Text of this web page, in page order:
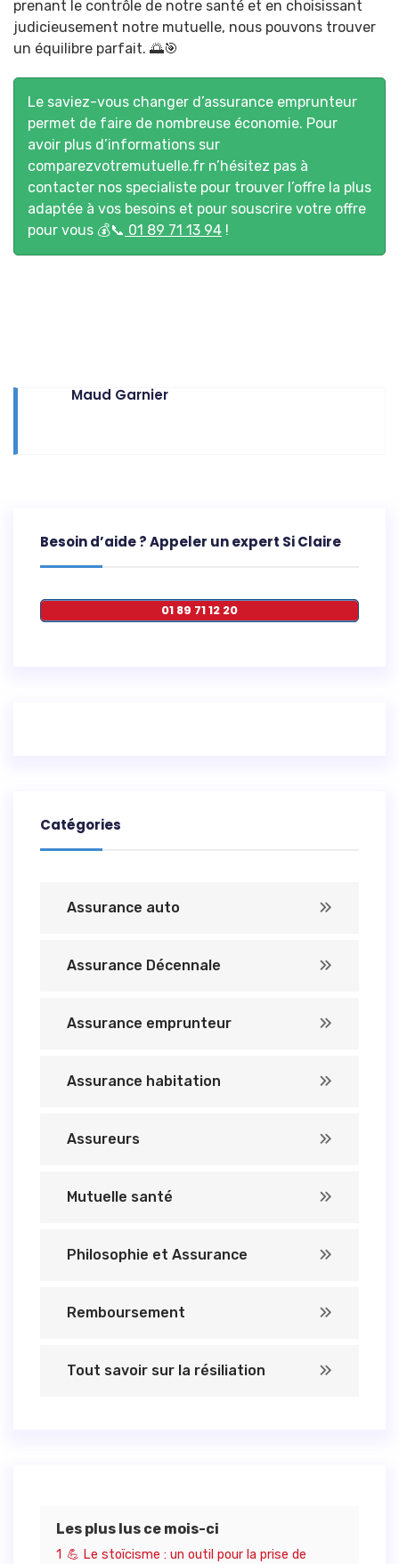
prenant le contrôle de notre santé et en choisissant
judicieusement notre mutuelle, nous pouvons trouver
un équilibre parfait. 🌅🎯
Le saviez-vous changer d’assurance emprunteur
permet de faire de nombreuse économie. Pour
avoir plus d’informations sur
comparezvotremutuelle.fr n’hésitez pas à
contacter nos specialiste pour trouver l’offre la plus
adaptée à vos besoins et pour souscrire votre offre
pour vous 💰📞 01 89 71 13 94 !
Maud Garnier
Besoin d’aide ? Appeler un expert Si Claire
01 89 71 12 20
Catégories
Assurance auto
Assurance Décennale
Assurance emprunteur
Assurance habitation
Assureurs
Mutuelle santé
Philosophie et Assurance
Remboursement
Tout savoir sur la résiliation
Les plus lus ce mois-ci
1 💪 Le stoïcisme : un outil pour la prise de